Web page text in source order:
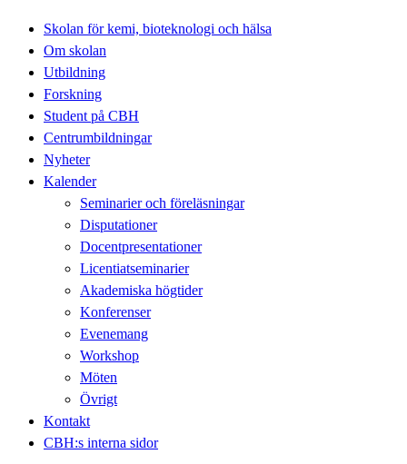
Skolan för kemi, bioteknologi och hälsa
Om skolan
Utbildning
Forskning
Student på CBH
Centrumbildningar
Nyheter
Kalender
Seminarier och föreläsningar
Disputationer
Docentpresentationer
Licentiatseminarier
Akademiska högtider
Konferenser
Evenemang
Workshop
Möten
Övrigt
Kontakt
CBH:s interna sidor